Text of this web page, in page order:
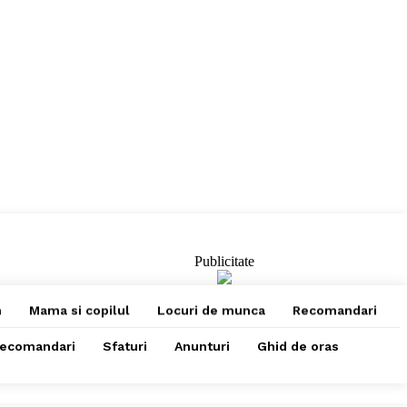
Publicitate
Sfaturi Anunturi Ghid de oras
Mama si copilul Locuri de munca Recomandari